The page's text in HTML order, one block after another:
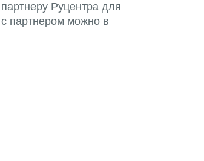
Руцентра для
партнером можно в